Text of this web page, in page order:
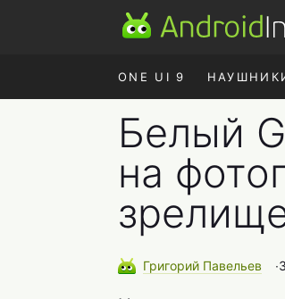
ONE UI 9
Белый
на
Григорий Павельев ∙